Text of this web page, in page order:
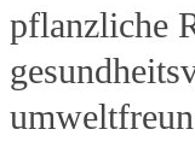
pflanzliche